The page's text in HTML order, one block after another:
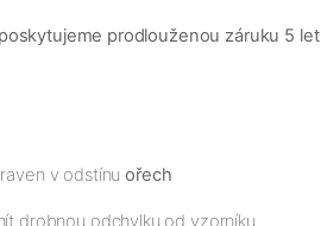
prodlouženou záruku 5 let
v odstínuořech
drobnou odchylku od vzorníku